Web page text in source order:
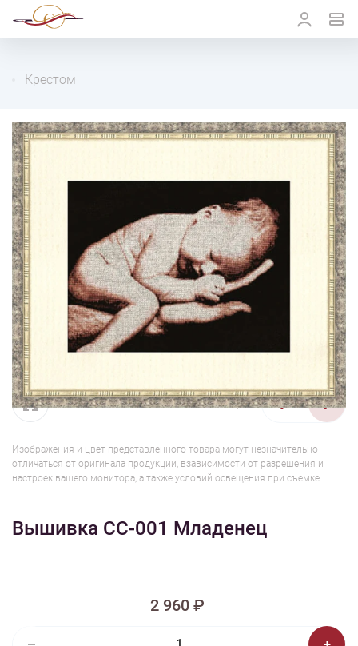
Крестом
1/2
Изображения и цвет представленного товара могут незначительно
отличаться от оригинала продукции, взависимости от разрешения и
настроек вашего монитора, а также условий освещения при съемке
Вышивка СС-001 Младенец
2 960 ₽